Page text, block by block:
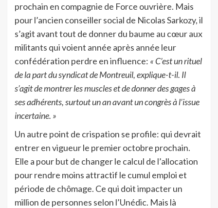
prochain en compagnie de Force ouvrière. Mais
pour l’ancien conseiller social de Nicolas Sarkozy, il
s’agit avant tout de donner du baume au cœur aux
militants qui voient année après année leur
confédération perdre en influence: « C’est un rituel
de la part du syndicat de Montreuil, explique-t-il. Il
s’agit de montrer les muscles et de donner des gages à
ses adhérents, surtout un an avant un congrès à l’issue
incertaine. »
Un autre point de crispation se profile: qui devrait
entrer en vigueur le premier octobre prochain.
Elle a pour but de changer le calcul de l’allocation
pour rendre moins attractif le cumul emploi et
période de chômage. Ce qui doit impacter un
million de personnes selon l’Unédic. Mais là